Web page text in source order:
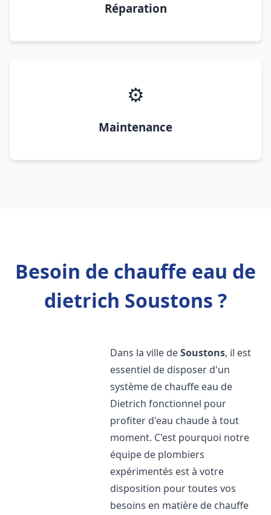
Réparation
⚙️
Maintenance
Besoin de chauffe eau de
dietrich Soustons ?
Dans la ville deSoustons, il est
essentiel de disposer d'un
système de chauffe eau de
Dietrich fonctionnel pour
profiter d'eau chaude à tout
moment. C'est pourquoi notre
équipe de plombiers
expérimentés est à votre
disposition pour toutes vos
besoins en matière de chauffe